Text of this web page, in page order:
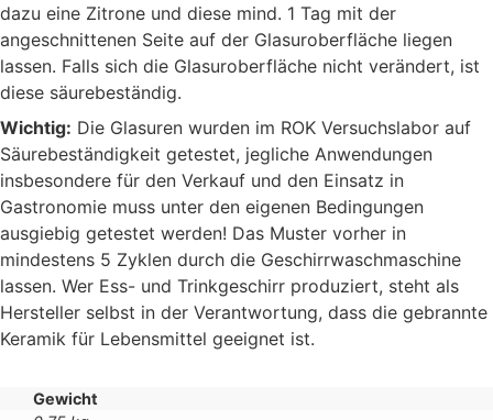
dazu eine Zitrone und diese mind. 1 Tag mit der
angeschnittenen Seite auf der Glasuroberfläche liegen
lassen. Falls sich die Glasuroberfläche nicht verändert, ist
diese säurebeständig.
Wichtig: Die Glasuren wurden im ROK Versuchslabor auf
Säurebeständigkeit getestet, jegliche Anwendungen
insbesondere für den Verkauf und den Einsatz in
Gastronomie muss unter den eigenen Bedingungen
ausgiebig getestet werden! Das Muster vorher in
mindestens 5 Zyklen durch die Geschirrwaschmaschine
lassen. Wer Ess- und Trinkgeschirr produziert, steht als
Hersteller selbst in der Verantwortung, dass die gebrannte
Keramik für Lebensmittel geeignet ist.
Gewicht